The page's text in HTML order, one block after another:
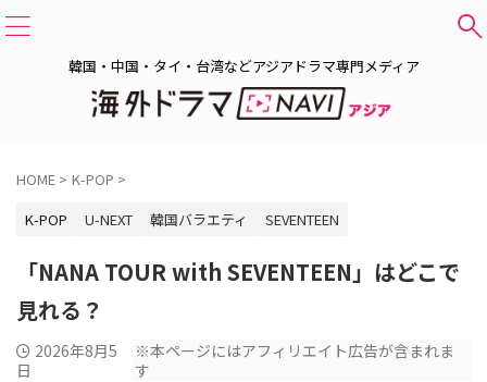
韓国・中国・タイ・台湾などアジアドラマ専門メディア
HOME > K-POP >
K-POP
U-NEXT 韓国バラエティ SEVENTEEN
「NANA TOUR with SEVENTEEN」はどこで
見れる？
2026年8月5
日
※本ページにはアフィリエイト広告が含まれま
す